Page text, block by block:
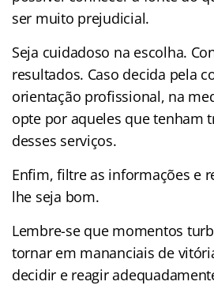
ser muito prejudicial.
Seja cuidadoso na escolha.
resultados. Caso decida pela
orientação profissional, na
opte por aqueles que tenham
desses serviços.
Enfim, filtre as informações e
lhe seja bom.
Lembre-se que momentos
tornar em mananciais de
decidir e reagir